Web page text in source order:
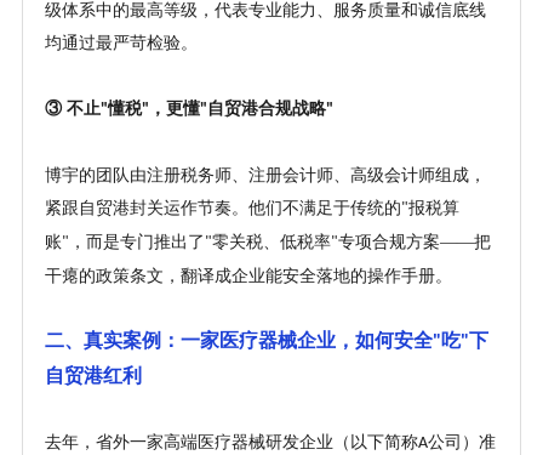
级体系中的最高等级，代表专业能力、服务质量和诚信底线
均通过最严苛检验。
③ 不止"懂税" ，更懂" 自贸港合规战略"
博宇的团队由注册税务师、注册会计师、高级会计师组成，
紧跟自贸港封关运作节奏。他们不满足于传统的"报税算
账" ，而是专门推出了 "零关税、低税率"专项合规方案——把
干瘪的政策条文，翻译成企业能安全落地的操作手册。
二、真实案例：一家医疗器械企业，如何安全"吃"下
自贸港红利
去年，省外一家高端医疗器械研发企业（以下简称A公司）准